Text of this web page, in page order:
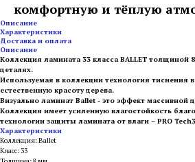
комфортную и тёплую
Описание
Характеристики
Доставка и оплата
Описание
Коллекция ламината 33 класса BALLET толщиной
деталях.
Используемая в коллекции технология тиснения
естественную красоту дерева.
Визуально ламинат Ballet - это эффект массивной
Коллекция имеет усиленную влагостойкость
технологии защиты ламината от влаги – PRO
Характеристики
Коллекция: Ballet
Класс: 33